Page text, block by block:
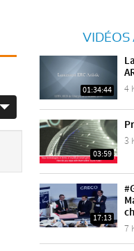
VIDÉOS
01:34:44 4
03:59
3
17:13
7